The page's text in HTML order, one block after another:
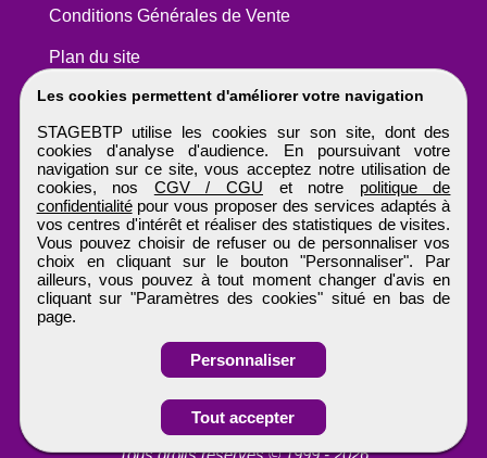
Les cookies permettent d'améliorer votre navigation
STAGEBTP utilise les cookies sur son site, dont des
cookies d'analyse d'audience. En poursuivant votre
navigation sur ce site, vous acceptez notre utilisation de
cookies, nos CGV / CGU et notre politique de
confidentialitépour vous proposer des services adaptés à
vos centres d'intérêt et réaliser des statistiques de visites.
Vous pouvez choisir de refuser ou de personnaliser vos
choix en cliquant sur le bouton "Personnaliser". Par
ailleurs, vous pouvez à tout moment changer d'avis en
cliquant sur "Paramètres des cookies" situé en bas de
page.
Personnaliser
Tout accepter
Conditions Générales de Vente
Plan du site
STAGEBTP
Tous droits réservés © 1999 - 2026